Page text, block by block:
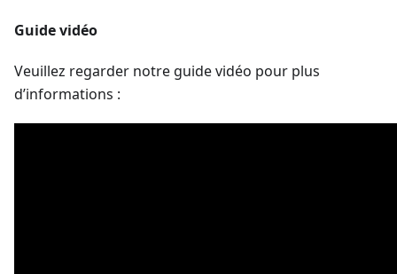
Guide vidéo
Veuillez regarder notre guide vidéo pour plus
d’informations :